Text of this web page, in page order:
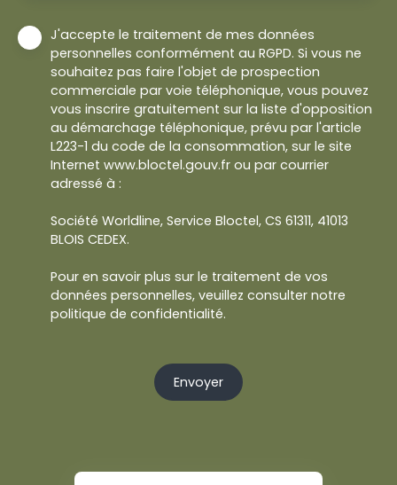
J'accepte le traitement de mes données
personnelles conformément au RGPD. Si vous ne
souhaitez pas faire l'objet de prospection
commerciale par voie téléphonique, vous pouvez
vous inscrire gratuitement sur la liste d'opposition
au démarchage téléphonique, prévu par l'article
L223-1 du code de la consommation, sur le site
Internet www.bloctel.gouv.fr ou par courrier
adressé à :
Société Worldline, Service Bloctel, CS 61311, 41013
BLOIS CEDEX.
Pour en savoir plus sur le traitement de vos
données personnelles, veuillez consulter notre
politique de confidentialité.
Envoyer